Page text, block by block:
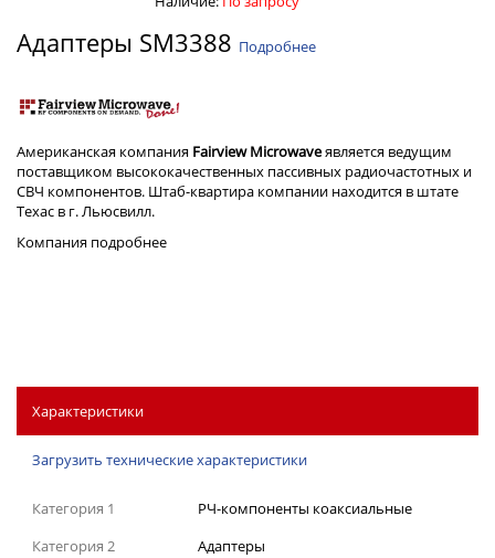
Адаптеры SM3388 Подробнее
Американская компания Fairview Microwaveявляется ведущим
поставщиком высококачественных пассивных радиочастотных и
СВЧ компонентов. Штаб-квартира компании находится в штате
Техас в г. Льюсвилл.
Компания подробнее
Характеристики
Загрузить технические характеристики
Категория 1
РЧ-компоненты коаксиальные
Категория 2
Адаптеры